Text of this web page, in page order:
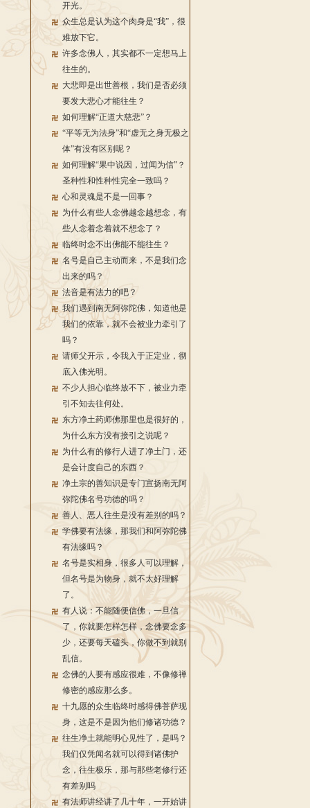
开光。
众生总是认为这个肉身是“我”，很
难放下它。
许多念佛人，其实都不一定想马上
往生的。
大悲即是出世善根，我们是否必须
要发大悲心才能往生？
如何理解“正道大慈悲”？
“平等无为法身”和“虚无之身无极之
体”有没有区别呢？
如何理解“果中说因，过闻为信”？
圣种性和性种性完全一致吗？
心和灵魂是不是一回事？
为什么有些人念佛越念越想念，有
些人念着念着就不想念了？
临终时念不出佛能不能往生？
名号是自己主动而来，不是我们念
出来的吗？
法音是有法力的吧？
我们遇到南无阿弥陀佛，知道他是
我们的依靠，就不会被业力牵引了
吗？
请师父开示，令我入于正定业，彻
底入佛光明。
不少人担心临终放不下，被业力牵
引不知去往何处。
东方净土药师佛那里也是很好的，
为什么东方没有接引之说呢？
为什么有的修行人进了净土门，还
是会计度自己的东西？
净土宗的善知识是专门宣扬南无阿
弥陀佛名号功德的吗？
善人、恶人往生是没有差别的吗？
学佛要有法缘，那我们和阿弥陀佛
有法缘吗？
名号是实相身，很多人可以理解，
但名号是为物身，就不太好理解
了。
有人说：不能随便信佛，一旦信
了，你就要怎样怎样，念佛要念多
少，还要每天磕头，你做不到就别
乱信。
念佛的人要有感应很难，不像修禅
修密的感应那么多。
十九愿的众生临终时感得佛菩萨现
身，这是不是因为他们修诸功德？
往生净土就能明心见性了，是吗？
我们仅凭闻名就可以得到诸佛护
念，往生极乐，那与那些老修行还
有差别吗
有法师讲经讲了几十年，一开始讲